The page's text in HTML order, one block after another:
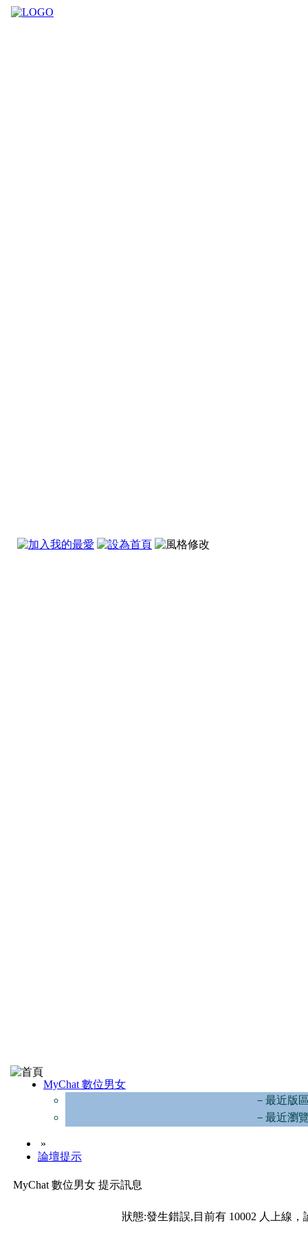
MyChat 數位男女
－最近版
－最近瀏
»
論壇提示
MyChat 數位男女 提示訊息
狀態:發生錯誤,目前有 10002 人上線